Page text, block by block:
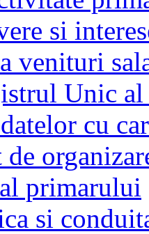
si
venituri
Unic al
cu
de
primarului
si